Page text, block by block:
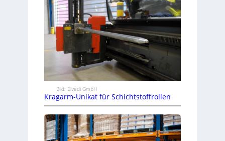
Bild: Elvedi GmbH
Kragarm-Unikat für Schichtstoffrollen